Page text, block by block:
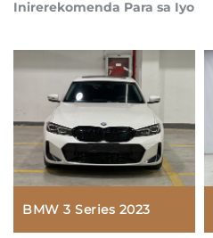
Inirerekomenda Para sa Iyo
BMW 3 Series 2023